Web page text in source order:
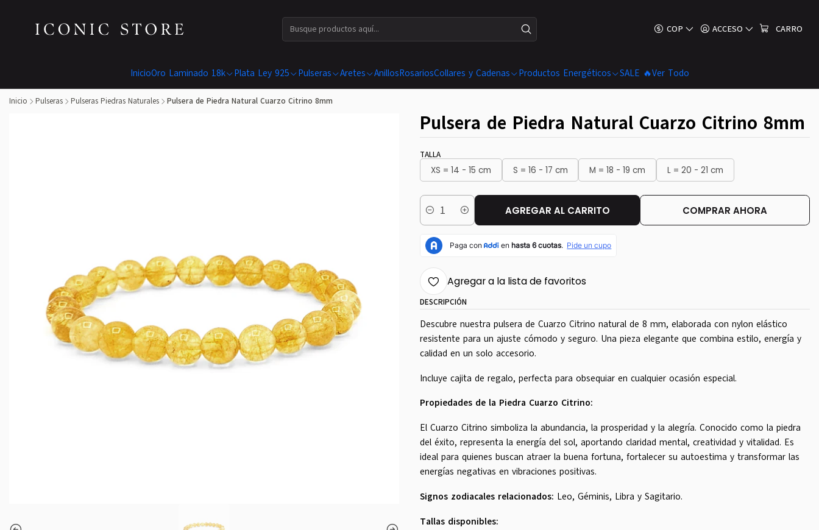
COP ACCESO CARRO
InicioOro Laminado 18k Plata Ley 925 Pulseras Aretes AnillosRosariosCollares y Cadenas Productos Energéticos SALE 🔥Ver Todo
Inicio Pulseras Pulseras Piedras Naturales Pulsera de Piedra Natural Cuarzo Citrino 8mm
Pulsera de Piedra Natural Cuarzo Citrino 8mm
TALLA
XS = 14 - 15 cm S = 16 - 17 cm M = 18 - 19 cm L = 20 - 21 cm
Cantidad AGREGAR AL CARRITO COMPRAR AHORA
Agregar a la lista de favoritos
DESCRIPCIÓN
Descubre nuestra pulsera de Cuarzo Citrino natural de 8 mm, elaborada con nylon elástico
resistente para un ajuste cómodo y seguro. Una pieza elegante que combina estilo, energía y
calidad en un solo accesorio.
Incluye cajita de regalo, perfecta para obsequiar en cualquier ocasión especial.
Propiedades de la Piedra Cuarzo Citrino:
El Cuarzo Citrino simboliza la abundancia, la prosperidad y la alegría. Conocido como la piedra
del éxito, representa la energía del sol, aportando claridad mental, creatividad y vitalidad. Es
ideal para quienes buscan atraer la buena fortuna, fortalecer su autoestima y transformar las
energías negativas en vibraciones positivas.
Signos zodiacales relacionados: Leo, Géminis, Libra y Sagitario.
Tallas disponibles: